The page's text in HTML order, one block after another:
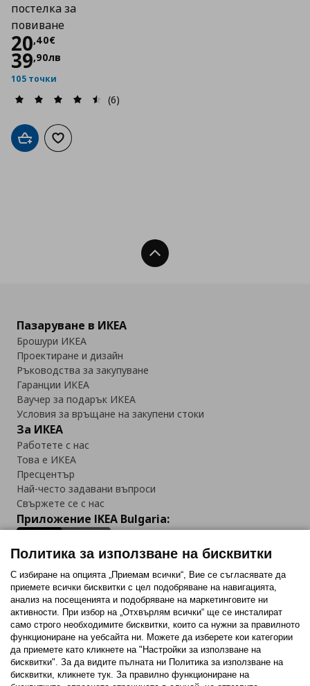
постелка за
повиване
20,40€
Цена
39,90лв
105 точки
(6)
Добави в кошницата
Добави към списъка с любими
Нагоре
Пазаруване в ИКЕА
Брошури ИКЕА
Проектиране и дизайн
Ръководства за закупуване
Гаранции ИКЕА
Ваучер за подарък ИКЕА
Условия за връщане на закупени стоки
За ИКЕА
Работете с нас
Това е ИКЕА
Пресцентър
Най-често задавани въпроси
Свържете се с нас
Приложение IKEA Bulgaria:
Последвайте ни:
FacebookTwitterYoutubePinterestInstagram
Политика за използване на бисквитки
С избиране на опцията „Приемам всички“, Вие се съгласявате да
приемете всички бисквитки с цел подобряване на навигацията,
анализ на посещенията и подобряване на маркетинговите ни
активности. При избор на „Отхвърлям всички“ ще се инсталират
само строго необходимитe бисквитки, които са нужни за правилното
функциониране на уебсайта ни. Можете да изберете кои категории
да приемете като кликнете на "Настройки за използване на
бисквитки". За да видите пълната ни Политика за използване на
бисквитки, кликнете тук. За правилно функциониране на